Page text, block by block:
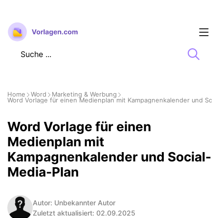
Zum
Inhalt
springen
Home Word
Marketing & Werbung
Word Vorlage für einen Medienplan mit Kampagnenkalender und
Word Vorlage für einen
Medienplan mit
Kampagnenkalender und Social-
Media-Plan
Autor: Unbekannter Autor
Zuletzt aktualisiert: 02.09.2025